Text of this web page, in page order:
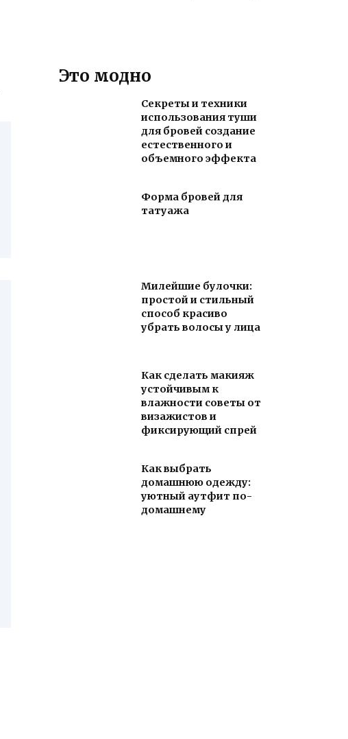
Это модно
Секреты и техники
использования туши
для бровей создание
естественного и
объемного эффекта
Форма бровей для
татуажа
Милейшие булочки:
простой и стильный
способ красиво
убрать волосы у лица
Как сделать макияж
устойчивым к
влажности советы от
визажистов и
фиксирующий спрей
Как выбрать
домашнюю одежду:
уютный аутфит по-
домашнему